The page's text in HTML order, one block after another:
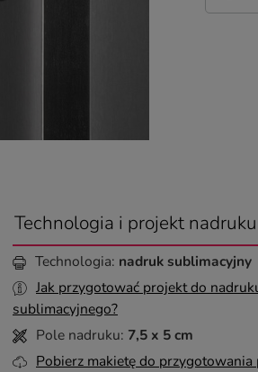
Technologia i projekt nadruku
Technologia: nadruk sublimacyjny
Jak przygotować projekt do
sublimacyjnego?
Pole nadruku: 7,5 x 5 cm
Pobierz makietę do przygotowania